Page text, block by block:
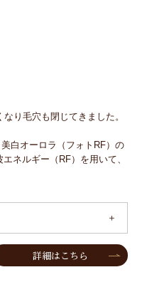
り毛穴も閉じてきました。
白オーロラ（フォトRF）の
ネルギー（RF）を用いて、
詳細はこちら